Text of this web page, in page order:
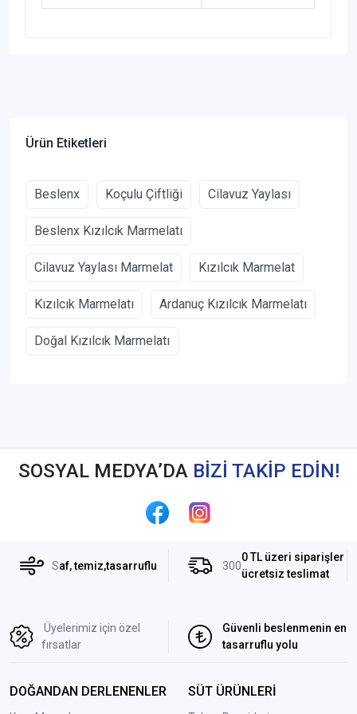
Ürün Etiketleri
Beslenx Koçulu Çiftliği Cilavuz Yaylası
Beslenx Kızılcık Marmelatı
Cilavuz Yaylası Marmelat Kızılcık Marmelat
Kızılcık Marmelatı Ardanuç Kızılcık Marmelatı
Doğal Kızılcık Marmelatı
SOSYAL MEDYA’DA BİZİ TAKİP EDİN!
Saf, temiz,tasarruflu 300
0 TL üzeri siparişler
ücretsiz teslimat
Üyelerimiz için özel
fırsatlar
Güvenli beslenmenin en
tasarruflu yolu
DOĞANDAN DERLENENLER SÜT ÜRÜNLERİ